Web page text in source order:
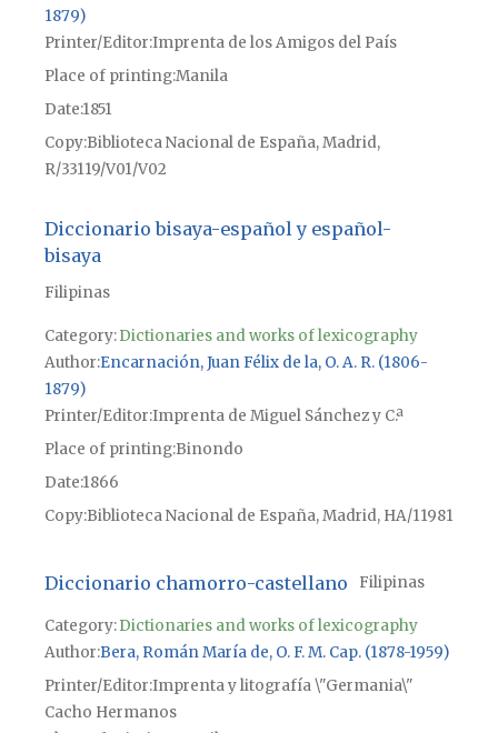
1879)
Printer/Editor Imprenta de los Amigos del País
Place of printingManila
Date1851
CopyBiblioteca Nacional de España, Madrid,
R/33119/V01/V02
Diccionario bisaya-español y español-
bisaya
Filipinas
Category:Dictionaries and works of lexicography
Author Encarnación, Juan Félix de la, O. A. R. (1806-
1879)
Printer/Editor Imprenta de Miguel Sánchez y C.ª
Place of printingBinondo
Date1866
CopyBiblioteca Nacional de España, Madrid, HA/11981
Diccionario chamorro-castellano Filipinas
Category:Dictionaries and works of lexicography
Author Bera, Román María de, O. F. M. Cap. (1878-1959)
Printer/Editor Imprenta y litografía \"Germania\"
Cacho Hermanos